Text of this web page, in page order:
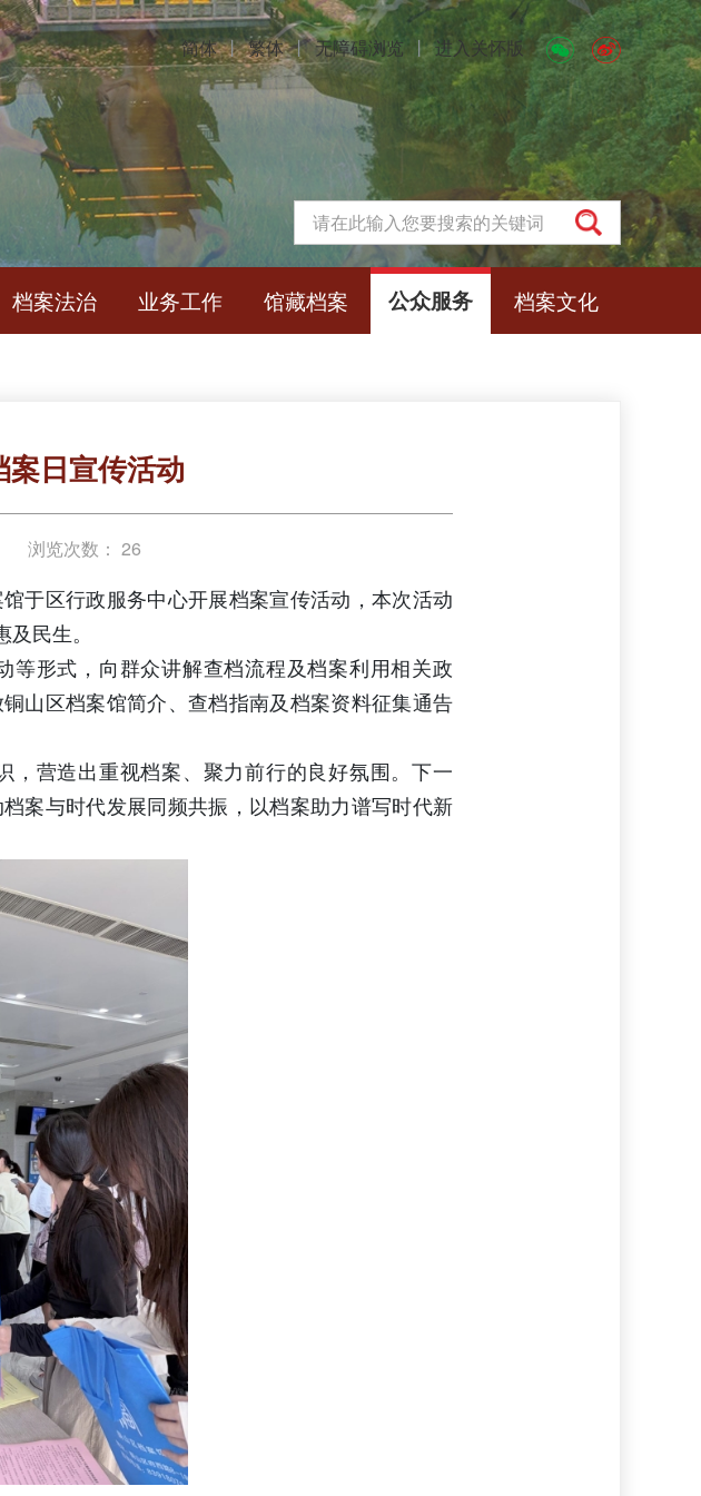
简体 丨 繁体 丨 无障碍浏览 丨 进入关怀版
档案法治 业务工作 馆藏档案 公众服务 档案文化
日宣传活动
浏览次数： 26
于区行政服务中心开展档案宣传活动，本次活动
民生。
等形式，向群众讲解查档流程及档案利用相关政
山区档案馆简介、查档指南及档案资料征集通告
，营造出重视档案、聚力前行的良好氛围。下一
案与时代发展同频共振，以档案助力谱写时代新